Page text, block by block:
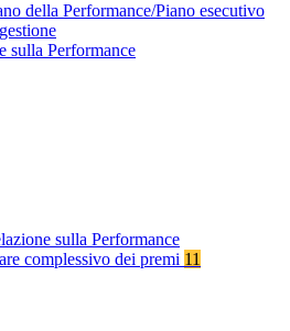
della Performance/Piano esecutivo
sulla Performance
sulla Performance
complessivo dei premi 11